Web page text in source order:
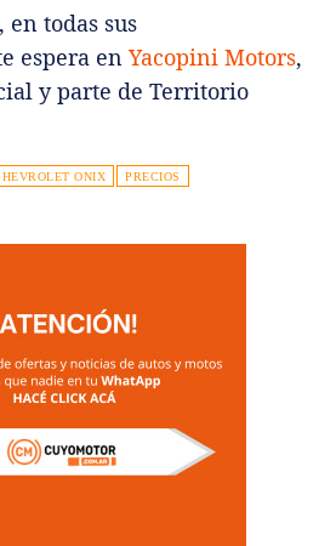
todas sus
espera en Yacopini Motors,
y parte de Territorio
ONIX PRECIOS